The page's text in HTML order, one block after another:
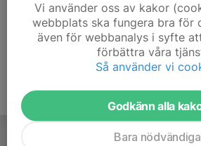
Vi använder oss av kakor
webbplats ska fungera bra för
även för webbanalys i syfte
förbättra våra
Så använder vi
Godkänn alla
Bara nödvändiga